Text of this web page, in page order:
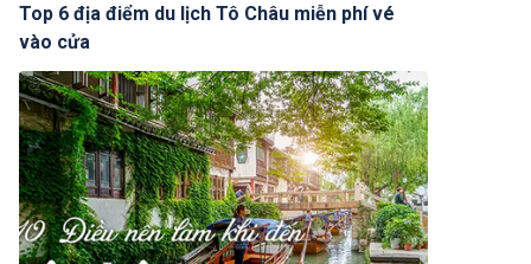
Top 6 địa điểm du lịch Tô Châu miễn phí vé
vào cửa